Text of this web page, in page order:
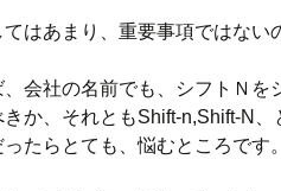
てはあまり、重要事項ではない
、会社の名前でも、シフトＮ
きか、それともShift-n,Shift-N
たらとても、悩むところです。